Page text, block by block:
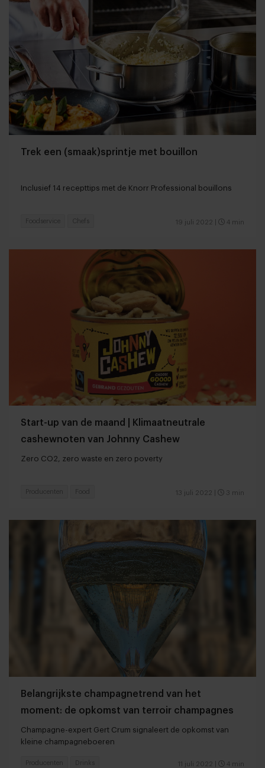
Trek een (smaak)sprintje met bouillon
Inclusief 14 recepttips met de Knorr Professional bouillons
19 juli 2022 4 min
Foodservice Chefs
Start-up van de maand | Klimaatneutrale
cashewnoten van Johnny Cashew
Zero CO2, zero waste en zero poverty
13 juli 2022 3 min
Producenten Food
Belangrijkste champagnetrend van het
moment: de opkomst van terroir champagnes
Champagne-expert Gert Crum signaleert de opkomst van
kleine champagneboeren
11 juli 2022 4 min
Producenten Drinks